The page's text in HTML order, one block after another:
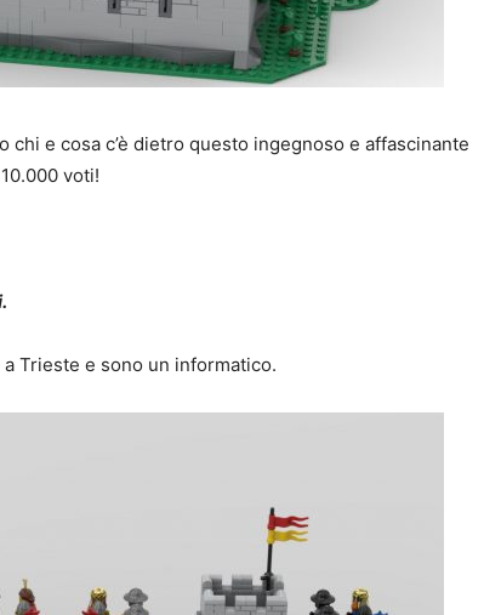
chi e cosa c’è dietro questo ingegnoso e affascinante
voti!
Trieste e sono un informatico.